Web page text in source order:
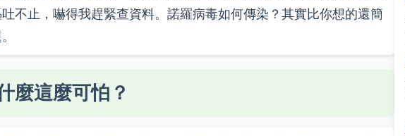
不止，嚇得我趕緊查資料。諾羅病毒如何傳染？其實比你想的還簡
麼這麼可怕？